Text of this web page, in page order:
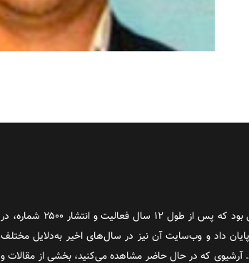
روز آنلاین روزنامه‌ای اینترنتی بود که پس از طول ۱۲ سال فعالیت و انتشار ۲۵۰۰ شماره، در
خود پایان داد و وب‌سایت آن نیز در سال‌های اخیر به‌دلایل مختلف
که در حال حاضر مشاهده می‌کنید، بخشی از مقالات و